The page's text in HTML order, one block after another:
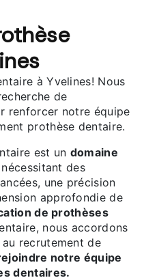
à Yvelines! Nous
de
renforcer notre équipe
prothèse dentaire.
est un domaine
nécessitant des
une précision
approfondie de
de prothèses
nous accordons
recrutement de
notre équipe
dentaires.